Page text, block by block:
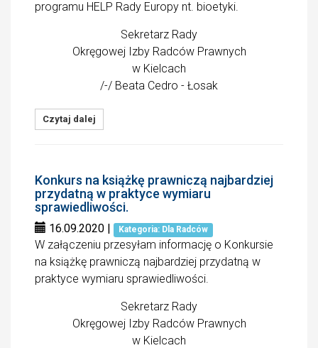
programu HELP Rady Europy nt. bioetyki.
Sekretarz Rady
Okręgowej Izby Radców Prawnych
w Kielcach
/-/ Beata Cedro - Łosak
Czytaj dalej
Konkurs na książkę prawniczą najbardziej
przydatną w praktyce wymiaru
sprawiedliwości.
16.09.2020 | Kategoria: Dla Radców
W załączeniu przesyłam informację o Konkursie
na książkę prawniczą najbardziej przydatną w
praktyce wymiaru sprawiedliwości.
Sekretarz Rady
Okręgowej Izby Radców Prawnych
w Kielcach